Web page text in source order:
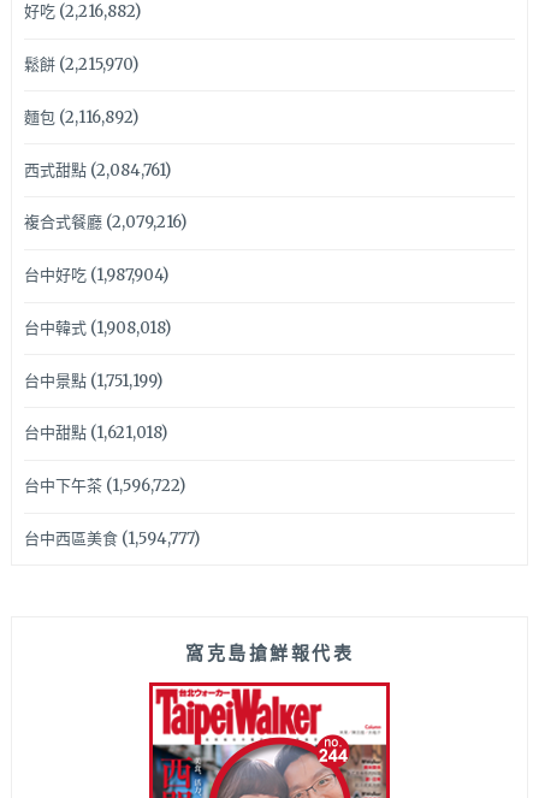
好吃(2,216,882)
鬆餅(2,215,970)
麵包(2,116,892)
西式甜點(2,084,761)
複合式餐廳(2,079,216)
台中好吃(1,987,904)
台中韓式(1,908,018)
台中景點(1,751,199)
台中甜點(1,621,018)
台中下午茶(1,596,722)
台中西區美食(1,594,777)
窩克島搶鮮報代表